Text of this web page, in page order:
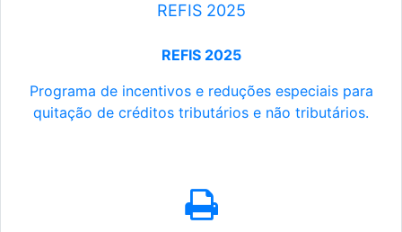
REFIS 2025
REFIS 2025
Programa de incentivos e reduções especiais para
quitação de créditos tributários e não tributários.